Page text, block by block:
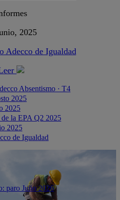
2025
Adecco de Igualdad
Absentismo · T4
2025
2025
la EPA Q2 2025
2025
de Igualdad
paro Julio 2026